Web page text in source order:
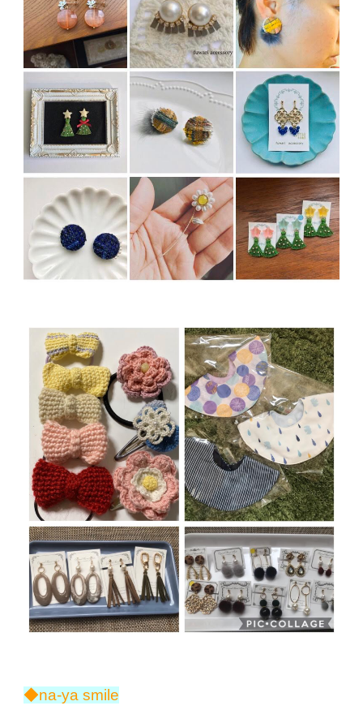
◆na-ya smile